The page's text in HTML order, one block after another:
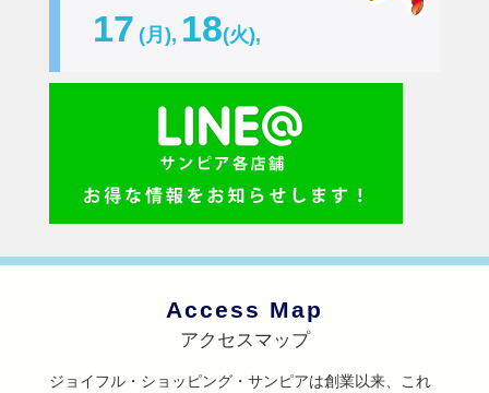
17 (月), 18(火),
Access Map
アクセスマップ
ジョイフル・ショッピング・サンピアは創業以来、これ